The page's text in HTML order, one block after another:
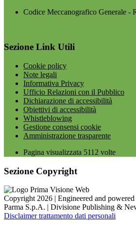
Codice Meccanografico Generale -
Sezione Link Utili
Cookie policy
Note legali
Informativa Privacy
Ufficio Relazioni con il Pubblico
Dichiarazione di accessibilità
Obiettivi di accessibilità
Whistleblowing
Gestione consensi cookie
Amministrazione trasparente
Pagina visualizzata 5112 volte
Sezione Copyright
Copyright 2026 | Engineered and
Parma S.p.A. | Divisione Publishing &
Disclaimer trattamento dati personali